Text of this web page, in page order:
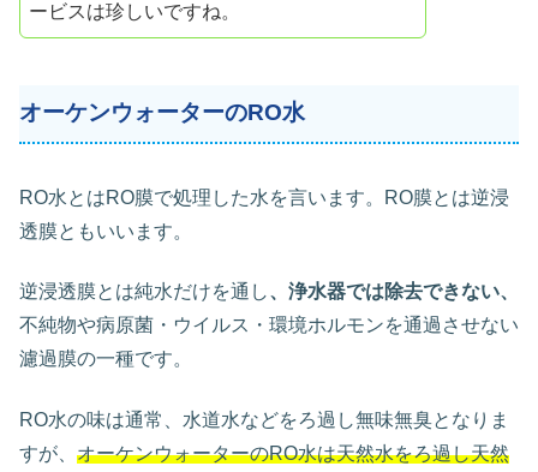
ービスは珍しいですね。
オーケンウォーターのRO水
RO水とはRO膜で処理した水を言います。RO膜とは逆浸
透膜ともいいます。
逆浸透膜とは純水だけを通し、浄水器では除去できない、
不純物や病原菌・ウイルス・環境ホルモンを通過させない
濾過膜の一種です。
RO水の味は通常、水道水などをろ過し無味無臭となりま
すが、 オーケンウォーターのRO水は天然水をろ過し天然